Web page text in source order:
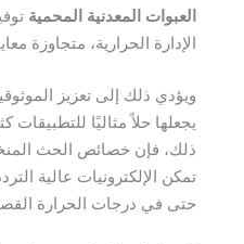
العبوات المعدنية المحمية
الإدارة الحرارية، متجاوزة
ويؤدي ذلك إلى تعزيز
يجعلها حلاً مثاليًا للتطبيقات
ذلك، فإن خصائص الحث
تمكن الإلكترونيات عالية
حتى في درجات الحرارة